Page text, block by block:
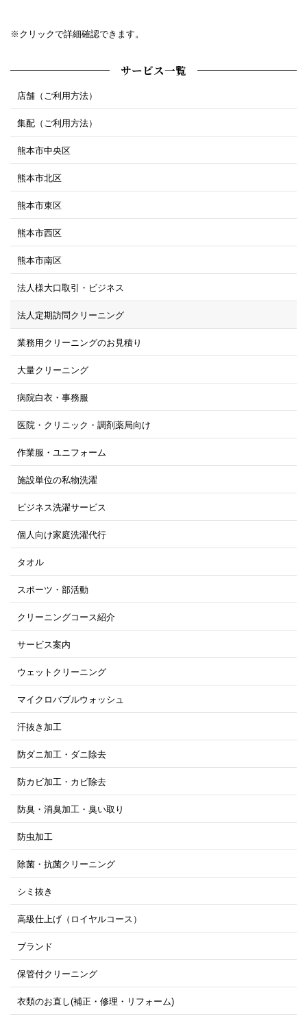
※クリックで詳細確認できます。
サービス一覧
店舗（ご利用方法）
集配（ご利用方法）
熊本市中央区
熊本市北区
熊本市東区
熊本市西区
熊本市南区
法人様大口取引・ビジネス
法人定期訪問クリーニング
業務用クリーニングのお見積り
大量クリーニング
病院白衣・事務服
医院・クリニック・調剤薬局向け
作業服・ユニフォーム
施設単位の私物洗濯
ビジネス洗濯サービス
個人向け家庭洗濯代行
タオル
スポーツ・部活動
クリーニングコース紹介
サービス案内
ウェットクリーニング
マイクロバブルウォッシュ
汗抜き加工
防ダニ加工・ダニ除去
防カビ加工・カビ除去
防臭・消臭加工・臭い取り
防虫加工
除菌・抗菌クリーニング
シミ抜き
高級仕上げ（ロイヤルコース）
ブランド
保管付クリーニング
衣類のお直し(補正・修理・リフォーム)